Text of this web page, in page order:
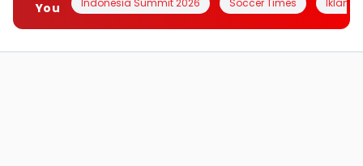
You
Indonesia Summit 2026 Soccer Times Iklanin